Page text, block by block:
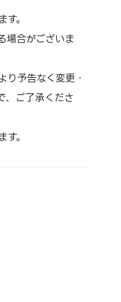
。
場合がございま
り予告なく変更・
、ご了承くださ
。